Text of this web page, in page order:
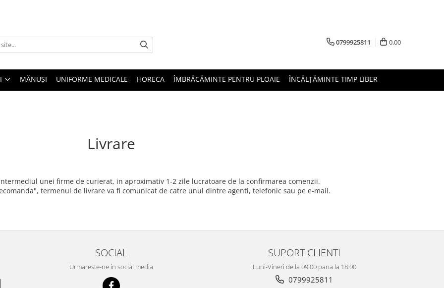
0799925811 0,00
MĂNUȘI UNIFORME MEDICALE HORECA ÎMBRĂCĂMINTE PENTRU PLOAIE ÎNCĂLȚĂMINTE TIMP LIBER
Livrare
unei firme de curierat, in aproximativ 1-2 zile lucratoare de la confirmarea comenzii.
termenul de livrare va fi comunicat de catre unul dintre agenti, telefonic sau pe e-mail.
SOCIAL
Urmareste-ne in social media
SUPORT CLIENTI
Luni-Vineri de la 09:00 pana la 18:00
0799925811